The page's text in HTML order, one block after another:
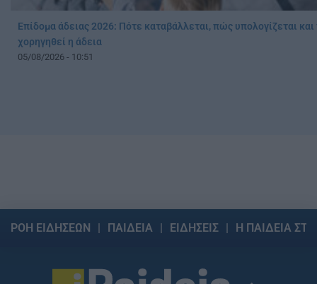
Επίδομα άδειας 2026: Πότε καταβάλλεται, πώς υπολογίζεται και
χορηγηθεί η άδεια
05/08/2026 - 10:51
ΡΟΗ ΕΙΔΗΣΕΩΝ ΠΑΙΔΕΙΑ ΕΙΔΗΣΕΙΣ Η ΠΑΙΔΕΙΑ